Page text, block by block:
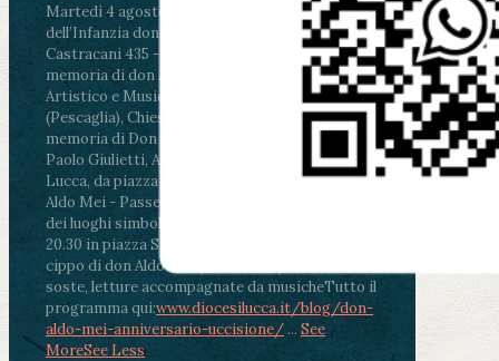
Martedì 4 agosto2026
ore 11:30 - Lucca, Scuola
dell’Infanzia don Aldo Mei - Viale Castruccio
Castracani 435 - Inaugurazione murales in
memoria di don Aldo Mei curato dal Liceo
Artistico e Musicale “Passaglia”
ore 18 - Fiano
(Pescaglia), Chiesa parrocchiale - Messa in
memoria di Don Aldo Mei celebrata da mons.
Paolo Giulietti, Arcivescovo di Lucca
ore 20.30 -
Lucca, da piazza San Michele al Cippo di don
Aldo Mei - Passeggiata della Memoria in alcuni
dei luoghi simbolo della città. Ritrovo alle ore
20.30 in piazza San Michele con conclusione al
cippo di don Aldo Mei (Porta Elisa). Durante le
soste, letture accompagnate da musicheTutto il
programma qui:www.diocesilucca.it/blog/don-
aldo-mei-anniversario-uccisione/ ... See
MoreSee Less